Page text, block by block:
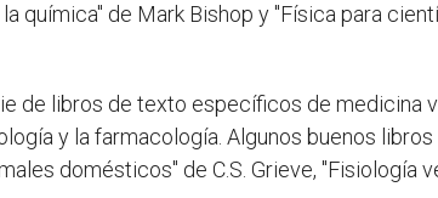
química" de Mark Bishop y "Física para
de libros de texto específicos de medicina
y la farmacología. Algunos buenos
domésticos" de C.S. Grieve, "Fisiología